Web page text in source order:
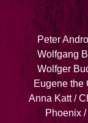
Peter
Wolfgang
Wolfger
Eugene the
Anna Katt /
Phoenix